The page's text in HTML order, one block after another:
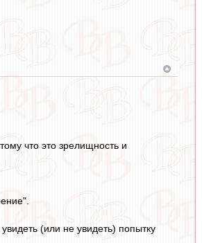
что это зрелищность и
(или не увидеть) попытку